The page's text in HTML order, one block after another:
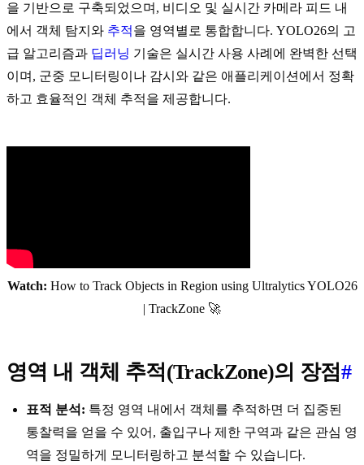
을 기반으로 구축되었으며, 비디오 및 실시간 카메라 피드 내
에서 객체 탐지와 추적을 영역별로 통합합니다. YOLO26의 고
급 알고리즘과 딥러닝 기술은 실시간 사용 사례에 완벽한 선택
이며, 군중 모니터링이나 감시와 같은 애플리케이션에서 정확
하고 효율적인 객체 추적을 제공합니다.
Watch: How to Track Objects in Region using Ultralytics YOLO26
| TrackZone 🚀
영역 내 객체 추적(TrackZone)의 장점#
표적 분석: 특정 영역 내에서 객체를 추적하면 더 집중된
통찰력을 얻을 수 있어, 출입구나 제한 구역과 같은 관심 영
역을 정밀하게 모니터링하고 분석할 수 있습니다.